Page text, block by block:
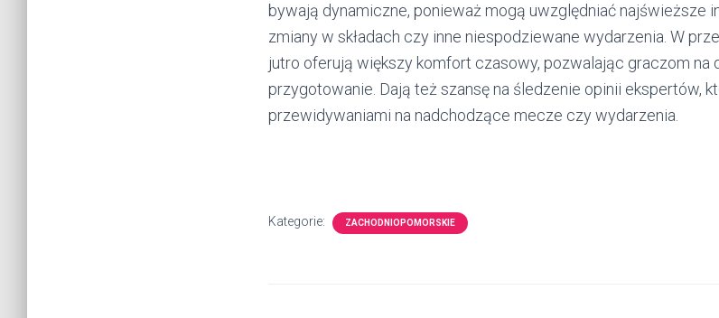
bywają dynamiczne, ponieważ mogą uwzględniać najświeższe
zmiany w składach czy inne niespodziewane wydarzenia. W
jutro oferują większy komfort czasowy, pozwalając graczom na
przygotowanie. Dają też szansę na śledzenie opinii ekspertów,
przewidywaniami na nadchodzące mecze czy wydarzenia.
Kategorie: ZACHODNIOPOMORSKIE